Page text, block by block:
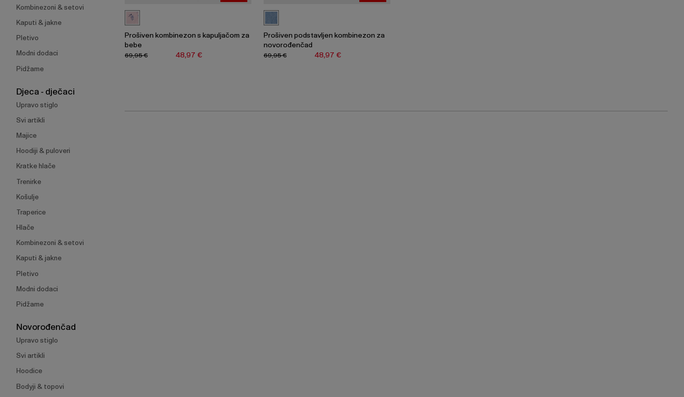
Kombinezoni & setovi
Kaputi & jakne
Pletivo
Modni dodaci
Pidžame
Djeca - dječaci
Upravo stiglo
Svi artikli
Majice
Hoodiji & puloveri
Kratke hlače
Trenirke
Košulje
Traperice
Hlače
Kombinezoni & setovi
Kaputi & jakne
Pletivo
Modni dodaci
Pidžame
Novorođenčad
Upravo stiglo
Svi artikli
Hoodice
Bodyji & topovi
Prošiven kombinezon s kapuljačom za
bebe
48,97 €
69,95 €
Prošiven podstavljen kombinezon za
novorođenčad
48,97 €
69,95 €